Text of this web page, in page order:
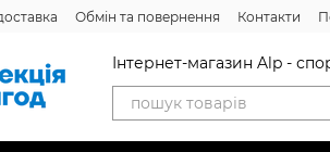
контентуОбмін та повернення Контакти
Інтернет-магазин Alp -